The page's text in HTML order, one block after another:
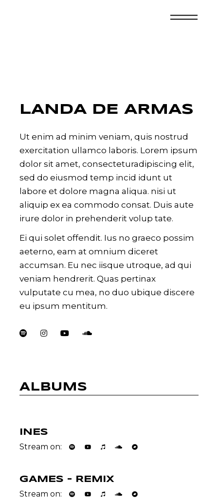
LANDA DE ARMAS
Ut enim ad minim veniam, quis nostrud
exercitation ullamco laboris. Lorem ipsum
dolor sit amet, consecteturadipiscing elit,
sed do eiusmod temp incid idunt ut
labore et dolore magna aliqua. nisi ut
aliquip ex ea commodo consat. Duis aute
irure dolor in prehenderit volup tate.
Ei qui solet offendit. Ius no graeco possim
aeterno, eam at omnium diceret
accumsan. Eu nec iisque utroque, ad qui
veniam hendrerit. Quas pertinax
vulputate cu mea, no duo ubique discere
eu ipsum mentitum.
ALBUMS
INES
Stream on:
GAMES – REMIX
Stream on: